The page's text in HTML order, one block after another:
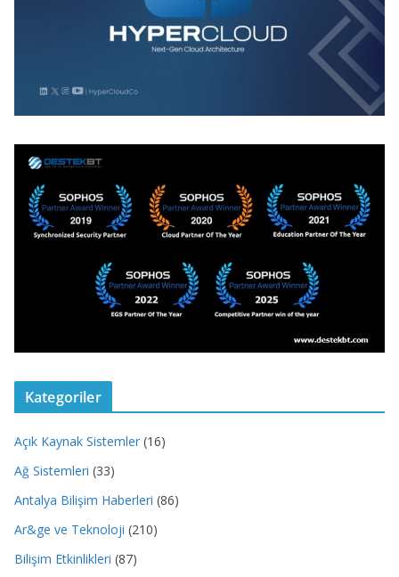
Kategoriler
Açık Kaynak Sistemler (16)
Ağ Sistemleri (33)
Antalya Bilişim Haberleri (86)
Ar&ge ve Teknoloji (210)
Bilişim Etkinlikleri (87)